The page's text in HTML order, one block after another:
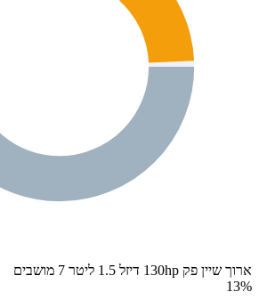
ארוך שיין פק 130hp דיזל 1.5 ליטר 7 מושבים
13%